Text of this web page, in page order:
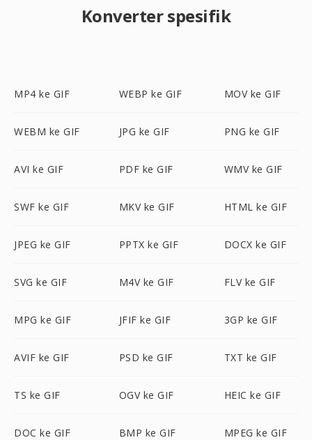
Konverter spesifik
MP4 ke GIF WEBP ke GIF MOV ke GIF
WEBM ke GIF JPG ke GIF PNG ke GIF
AVI ke GIF PDF ke GIF WMV ke GIF
SWF ke GIF MKV ke GIF HTML ke GIF
JPEG ke GIF PPTX ke GIF DOCX ke GIF
SVG ke GIF M4V ke GIF FLV ke GIF
MPG ke GIF JFIF ke GIF 3GP ke GIF
AVIF ke GIF PSD ke GIF TXT ke GIF
TS ke GIF OGV ke GIF HEIC ke GIF
DOC ke GIF BMP ke GIF MPEG ke GIF